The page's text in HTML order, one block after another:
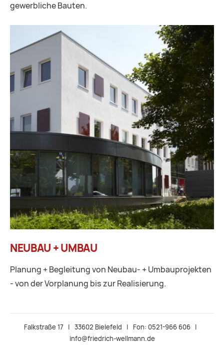
gewerbliche Bauten.
NEUBAU + UMBAU
Planung + Begleitung von Neubau- + Umbauprojekten
- von der Vorplanung bis zur Realisierung.
Falkstraße 17 | 33602 Bielefeld | Fon: 0521-966 606 |
info@friedrich-wellmann.de